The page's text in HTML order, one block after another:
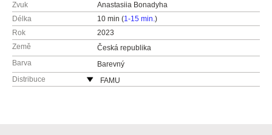
Zvuk
Anastasiia Bonadyha
Délka
10 min (1-15 min.)
Rok
2023
Země
Česká republika
Barva
Barevný
Distribuce
FAMU